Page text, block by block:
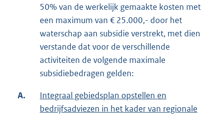
50% van de werkelijk gemaakte kosten met
een maximum van € 25.000,- door het
waterschap aan subsidie verstrekt, met dien
verstande dat voor de verschillende
activiteiten de volgende maximale
subsidiebedragen gelden:
A.
Integraal gebiedsplan opstellen en
bedrijfsadviezen in het kader van regionale